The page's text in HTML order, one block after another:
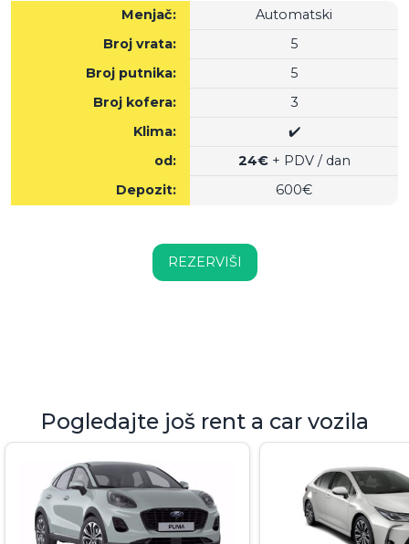
Menjač:
Automatski
Broj vrata:
5
Broj putnika:
5
Broj kofera:
3
Klima:
✔️
od:
24€+ PDV / dan
Depozit:
600€
REZERVIŠI
Pogledajte još rent a car vozila